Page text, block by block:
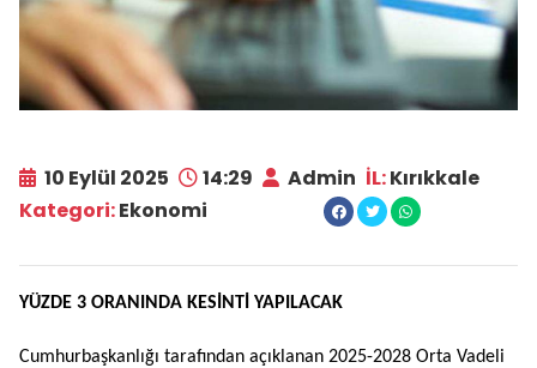
10 Eylül 2025 14:29 Admin İL:Kırıkkale
Kategori:Ekonomi
YÜZDE 3 ORANINDA KESİNTİ YAPILACAK
Cumhurbaşkanlığı tarafından açıklanan 2025-2028 Orta Vadeli